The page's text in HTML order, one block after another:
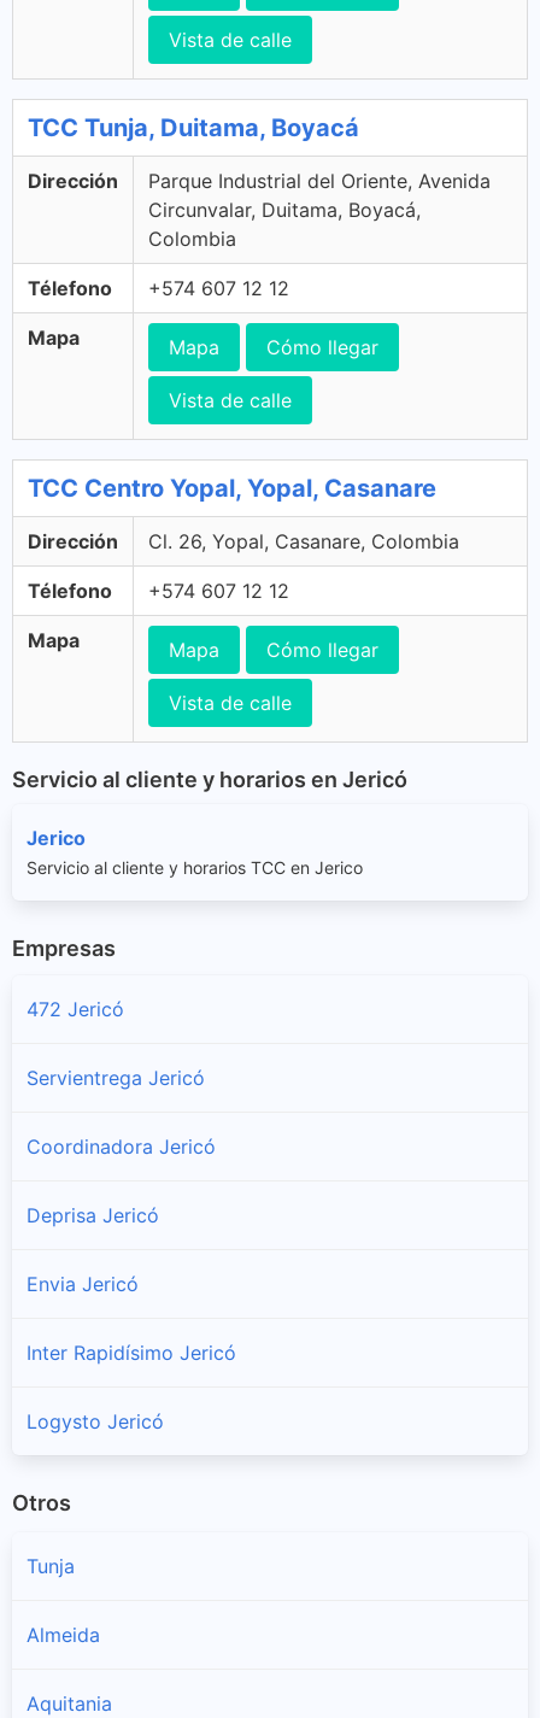
Vista de calle
TCC Tunja, Duitama, Boyacá
Dirección
Parque Industrial del Oriente, Avenida
Circunvalar, Duitama, Boyacá,
Colombia
Télefono +574 607 12 12
Mapa Mapa Cómo llegar
Vista de calle
TCC Centro Yopal, Yopal, Casanare
Dirección Cl. 26, Yopal, Casanare, Colombia
Télefono +574 607 12 12
Mapa Mapa Cómo llegar
Vista de calle
Servicio al cliente y horarios en Jericó
Jerico
Servicio al cliente y horarios TCC en Jerico
Empresas
472 Jericó
Servientrega Jericó
Coordinadora Jericó
Deprisa Jericó
Envia Jericó
Inter Rapidísimo Jericó
Logysto Jericó
Otros
Tunja
Almeida
Aquitania